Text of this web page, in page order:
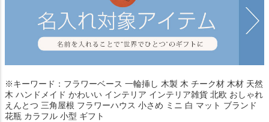
※キーワード：フラワーベース 一輪挿し 木製 木 チーク材 木材 天然
木 ハンドメイド かわいい インテリア インテリア雑貨 北欧 おしゃれ
えんとつ 三角屋根 フラワーハウス 小さめ ミニ 白 マット ブランド
花瓶 カラフル 小型 ギフト